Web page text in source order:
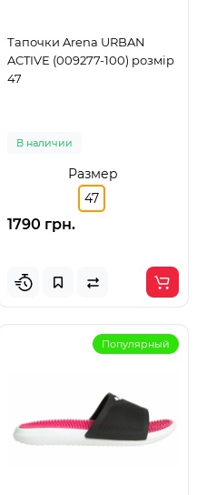
Тапочки Arena URBAN
ACTIVE (009277-100) розмір
47
В наличии
Размер
47
1790 грн.
Популярный